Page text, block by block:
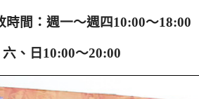
時間：週一～週四10:00～18:00
、日10:00～20:00